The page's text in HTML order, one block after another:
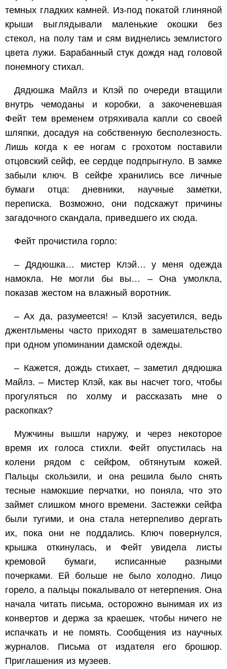
темных гладких камней. Из-под покатой глиняной
крыши выглядывали маленькие окошки без
стекол, на полу там и сям виднелись землистого
цвета лужи. Барабанный стук дождя над головой
понемногу стихал.
Дядюшка Майлз и Клэй по очереди втащили
внутрь чемоданы и коробки, а закоченевшая
Фейт тем временем отряхивала капли со своей
шляпки, досадуя на собственную бесполезность.
Лишь когда к ее ногам с грохотом поставили
отцовский сейф, ее сердце подпрыгнуло. В замке
забыли ключ. В сейфе хранились все личные
бумаги отца: дневники, научные заметки,
переписка. Возможно, они подскажут причины
загадочного скандала, приведшего их сюда.
Фейт прочистила горло:
– Дядюшка… мистер Клэй… у меня одежда
намокла. Не могли бы вы… – Она умолкла,
показав жестом на влажный воротник.
– Ах да, разумеется! – Клэй засуетился, ведь
джентльмены часто приходят в замешательство
при одном упоминании дамской одежды.
– Кажется, дождь стихает, – заметил дядюшка
Майлз. – Мистер Клэй, как вы насчет того, чтобы
прогуляться по холму и рассказать мне о
раскопках?
Мужчины вышли наружу, и через некоторое
время их голоса стихли. Фейт опустилась на
колени рядом с сейфом, обтянутым кожей.
Пальцы скользили, и она решила было снять
тесные намокшие перчатки, но поняла, что это
займет слишком много времени. Застежки сейфа
были тугими, и она стала нетерпеливо дергать
их, пока они не поддались. Ключ повернулся,
крышка откинулась, и Фейт увидела листы
кремовой бумаги, исписанные разными
почерками. Ей больше не было холодно. Лицо
горело, а пальцы покалывало от нетерпения. Она
начала читать письма, осторожно вынимая их из
конвертов и держа за краешек, чтобы ничего не
испачкать и не помять. Сообщения из научных
журналов. Письма от издателя его брошюр.
Приглашения из музеев.